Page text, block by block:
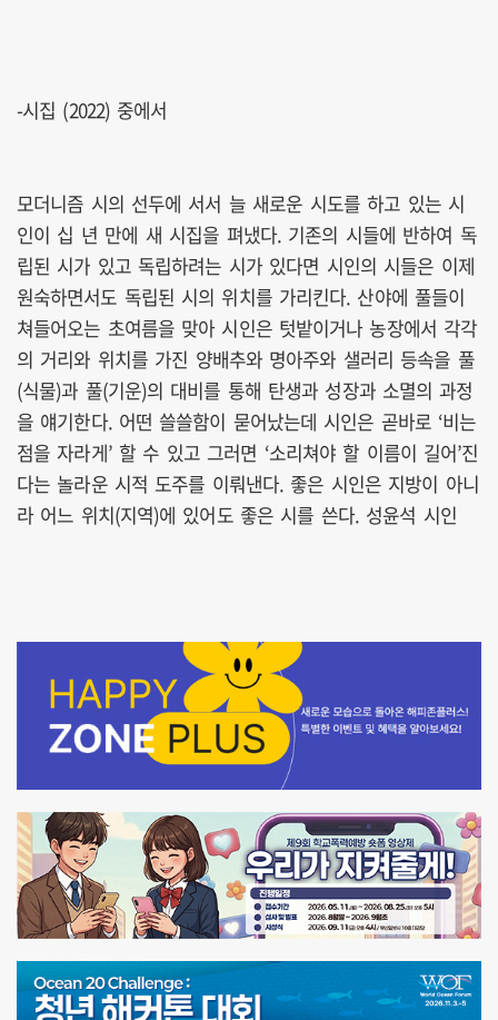
-시집 (2022) 중에서
모더니즘 시의 선두에 서서 늘 새로운 시도를 하고 있는 시
인이 십 년 만에 새 시집을 펴냈다. 기존의 시들에 반하여 독
립된 시가 있고 독립하려는 시가 있다면 시인의 시들은 이제
원숙하면서도 독립된 시의 위치를 가리킨다. 산야에 풀들이
쳐들어오는 초여름을 맞아 시인은 텃밭이거나 농장에서 각각
의 거리와 위치를 가진 양배추와 명아주와 샐러리 등속을 풀
(식물)과 풀(기운)의 대비를 통해 탄생과 성장과 소멸의 과정
을 얘기한다. 어떤 쓸쓸함이 묻어났는데 시인은 곧바로 ‘비는
점을 자라게’ 할 수 있고 그러면 ‘소리쳐야 할 이름이 길어’진
다는 놀라운 시적 도주를 이뤄낸다. 좋은 시인은 지방이 아니
라 어느 위치(지역)에 있어도 좋은 시를 쓴다. 성윤석 시인